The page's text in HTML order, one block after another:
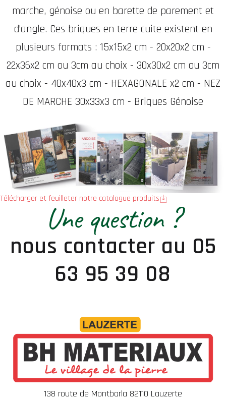
marche, génoise ou en barette de parement et
d’angle. Ces briques en terre cuite existent en
plusieurs formats : 15x15x2 cm - 20x20x2 cm -
22x36x2 cm ou 3cm au choix - 30x30x2 cm ou 3cm
au choix - 40x40x3 cm - HEXAGONALE x2 cm - NEZ
DE MARCHE 30x33x3 cm - Briques Génoise
Télécharger et feuilleter notre catalogue produits
Une question ?
nous contacter au 05
63 95 39 08
138 route de Montbarla 82110 Lauzerte